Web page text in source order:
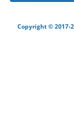
Copyright © 2017-